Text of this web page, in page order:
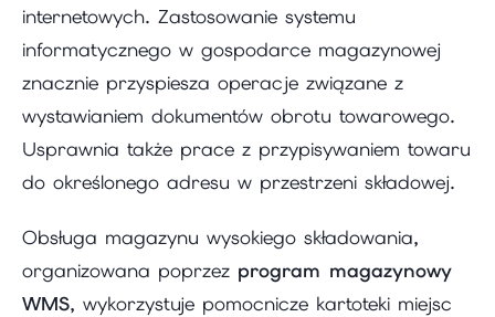
internetowych. Zastosowanie systemu
informatycznego w gospodarce magazynowej
znacznie przyspiesza operacje związane z
wystawianiem dokumentów obrotu towarowego.
Usprawnia także prace z przypisywaniem towaru
do określonego adresu w przestrzeni składowej.
Obsługa magazynu wysokiego składowania,
organizowana poprzez program magazynowy
WMS, wykorzystuje pomocnicze kartoteki miejsc